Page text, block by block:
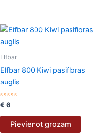
Elfbar
Elfbar 800 Kiwi pasifloras
auglis
Novērtēts
ar
0
€ 6
Pievienot grozam